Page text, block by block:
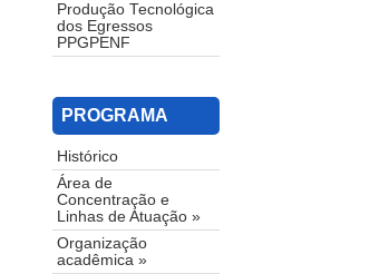
Produção Tecnológica
dos Egressos
PPGPENF
PROGRAMA
Histórico
Área de
Concentração e
Linhas de Atuação »
Organização
acadêmica »